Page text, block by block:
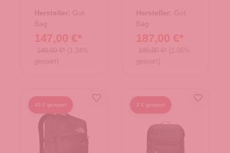
Hersteller: Got
Bag
147,00 €*
149,00 €* (1.34%
gespart)
Hersteller: Got
Bag
187,00 €*
189,00 €* (1.06%
gespart)
43 € gespart 2 € gespart